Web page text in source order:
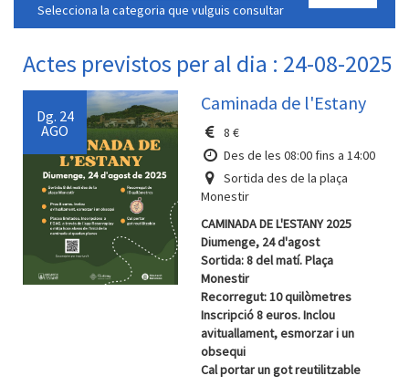
Selecciona la categoria que vulguis consultar
Actes previstos per al dia : 24-08-2025
Dg. 24
AGO
Caminada de l'Estany
8 €
Des de les 08:00 fins a 14:00
Sortida des de la plaça
Monestir
CAMINADA DE L'ESTANY 2025
Diumenge, 24 d'agost
Sortida: 8 del matí. Plaça
Monestir
Recorregut: 10 quilòmetres
Inscripció 8 euros. Inclou
avituallament, esmorzar i un
obsequi
Cal portar un got reutilitzable